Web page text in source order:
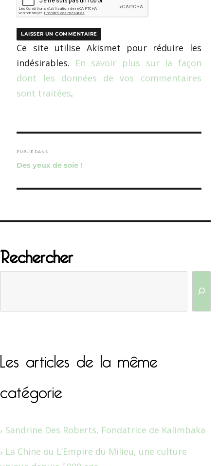
Ce site utilise Akismet pour réduire les
indésirables. En savoir plus sur la façon
dont les données de vos commentaires
sont traitées.
de
l’article
PUBLIÉ DANS
Des yeux de soie !
Rechercher
Les articles de la même
catégorie
Sandrine Des Roberts, Fondatrice de Kalimbaka
La Chine ou L’Empire du Milieu, une culture